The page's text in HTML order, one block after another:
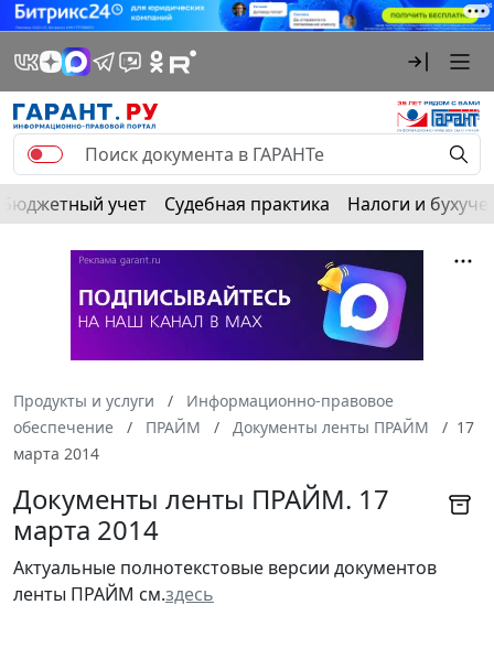
Бюджетный учет Судебная практика Налоги и
Продукты и услуги
Информационно-правовое
обеспечение
ПРАЙМ Документы ленты ПРАЙМ
17
марта 2014
Документы ленты ПРАЙМ. 17
марта 2014
Актуальные полнотекстовые версии документов
ленты ПРАЙМ см.здесь